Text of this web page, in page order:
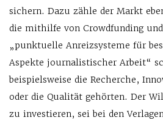
sichern. Dazu zähle der Markt
die mithilfe von Crowdfunding
„punktuelle Anreizsysteme für
Aspekte journalistischer Arbeit“
beispielsweise die Recherche,
oder die Qualität gehörten. Der
zu investieren, sei bei den